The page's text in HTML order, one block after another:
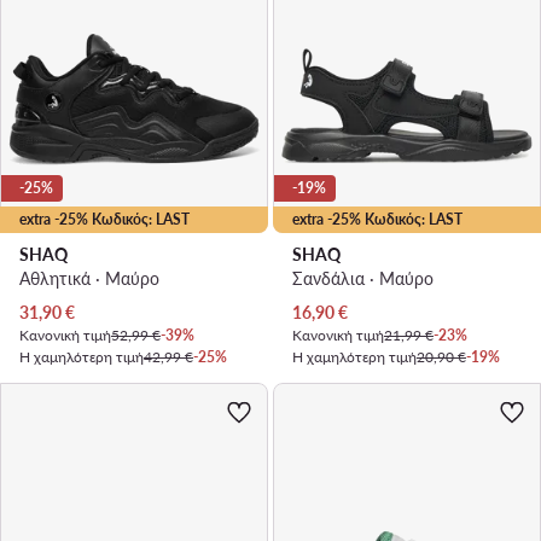
extra -25% Κωδικός: LAST
-25%
SHAQ
Αθλητικά · Μαύρο
Τρέχουσα τιμή
31,90€
Κανονική τιμή52,99 €-39%
Η χαμηλότερη τιμή42,99 €-25%
extra -25% Κωδικός: LAST
-19%
SHAQ
Σανδάλια · Μαύρο
Τρέχουσα τιμή
16,90€
Κανονική τιμή21,99 €-23%
Η χαμηλότερη τιμή20,90 €-19%